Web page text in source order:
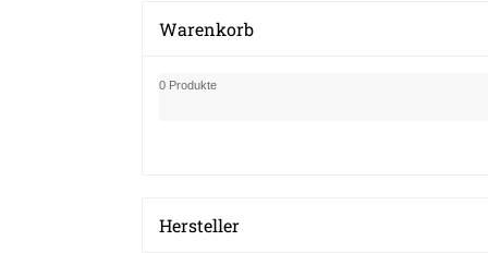
Warenkorb
0 Produkte
Hersteller